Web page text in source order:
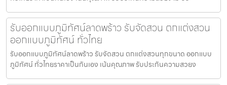
รับออกแบบภูมิทัศน์ลาดพร้าว รับจัดสวน ตกแต่งสวน
ออกแบบภูมิทัศน์ ทั่วไทย
รับออกแบบภูมิทัศน์ลาดพร้าว รับจัดสวน ตกแต่งสวนทุกขนาด ออกแบบ
ภูมิทัศน์ ทั่วไทยราคาเป็นกันเอง เน้นคุณภาพ รับประกันความสวยง